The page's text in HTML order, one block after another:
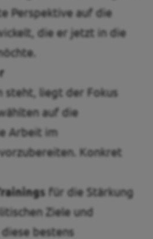
Perspektive auf die
die er jetzt in die
steht, liegt der Fokus
auf die
Arbeit im
Konkret
für die Stärkung
Ziele und
bestens